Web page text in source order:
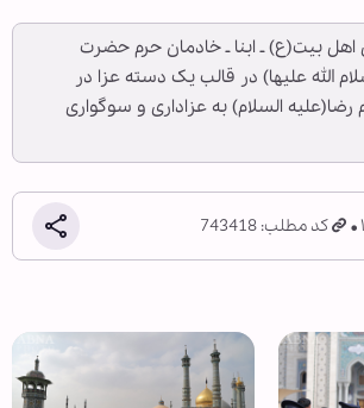
اهل بیت(ع) ـ ابنا ـ خادمان حرم حضرت
الله علیها) در قالب یک دسته عزا در
السلام) به عزاداری و سوگواری
کد مطلب: 743418